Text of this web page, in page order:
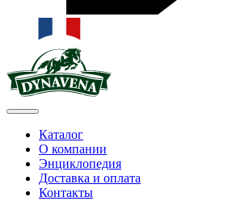
Каталог
О компании
Энциклопедия
Доставка и оплата
Контакты